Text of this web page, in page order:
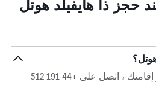
حجز ذا هايفيلد هوتل
للأسئلة المتعلقة بالفندق أو إقامتك ، اتصل على +44 191 512